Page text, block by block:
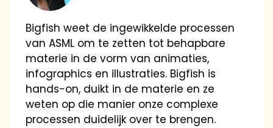
Bigfish weet de ingewikkelde processen
van ASML om te zetten tot behapbare
materie in de vorm van animaties,
infographics en illustraties. Bigfish is
hands-on, duikt in de materie en ze
weten op die manier onze complexe
processen duidelijk over te brengen.